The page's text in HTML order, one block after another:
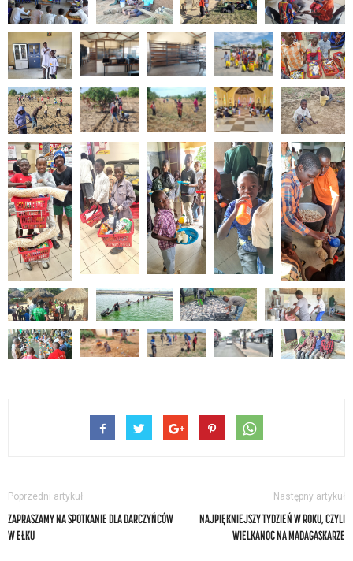
Poprzedni artykuł
ZAPRASZAMY NA SPOTKANIE DLA DARCZYŃCÓW
W EŁKU
Następny artykuł
NAJPIĘKNIEJSZY TYDZIEŃ W ROKU, CZYLI
WIELKANOC NA MADAGASKARZE